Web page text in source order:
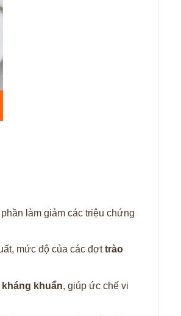
làm giảm các triệu chứng
mức độ của các đợttrào
kháng khuẩn, giúp ức chế vi